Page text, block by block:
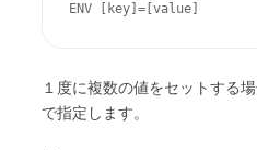
ENV [key]=[value]
１度に複数の値をセットする
で指定します。